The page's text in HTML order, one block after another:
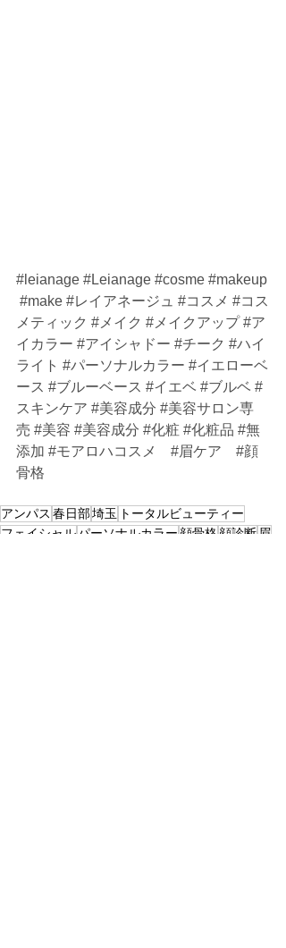
#leianage #Leianage #cosme #makeup
#make #レイアネージュ #コスメ #コス
メティック #メイク #メイクアップ #ア
イカラー #アイシャドー #チーク #ハイ
ライト #パーソナルカラー #イエローベ
ース #ブルーベース #イエベ #ブルベ #
スキンケア #美容成分 #美容サロン専
売 #美容 #美容成分 #化粧 #化粧品 #無
添加 #モアロハコスメ #眉ケア
#顔
骨格
アンパス 春日部埼玉 トータルビューティー
フェイシャル パーソナルカラー 顔骨格 顔診断 眉